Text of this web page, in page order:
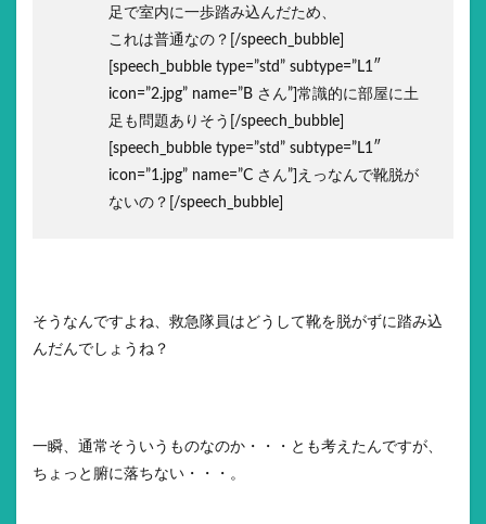
足で室内に一歩踏み込んだため、
これは普通なの？[/speech_bubble]
[speech_bubble type=”std” subtype=”L1″
icon=”2.jpg” name=”B さん”]常識的に部屋に土
足も問題ありそう[/speech_bubble]
[speech_bubble type=”std” subtype=”L1″
icon=”1.jpg” name=”C さん”]えっなんで靴脱が
ないの？[/speech_bubble]
そうなんですよね、救急隊員はどうして靴を脱がずに踏み込
んだんでしょうね？
一瞬、通常そういうものなのか・・・とも考えたんですが、
ちょっと腑に落ちない・・・。